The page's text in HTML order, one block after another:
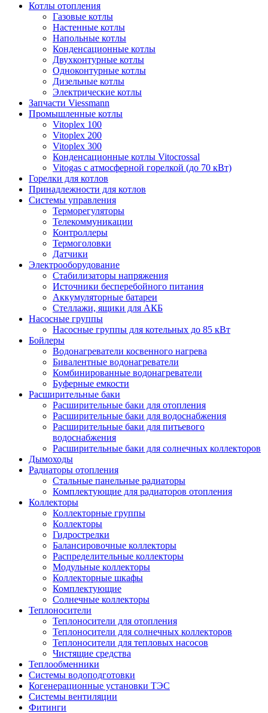
Котлы отопления
Газовые котлы
Настенные котлы
Напольные котлы
Конденсационные котлы
Двухконтурные котлы
Одноконтурные котлы
Дизельные котлы
Электрические котлы
Запчасти Viessmann
Промышленные котлы
Vitoplex 100
Vitoplex 200
Vitoplex 300
Конденсационные котлы Vitocrossal
Vitogas с атмосферной горелкой (до 70 кВт)
Горелки для котлов
Принадлежности для котлов
Системы управления
Терморегуляторы
Телекоммуникации
Контроллеры
Термоголовки
Датчики
Электрооборудование
Стабилизаторы напряжения
Источники бесперебойного питания
Аккумуляторные батареи
Стеллажи, ящики для АКБ
Насосные группы
Насосные группы для котельных до 85 кВт
Бойлеры
Водонагреватели косвенного нагрева
Бивалентные водонагреватели
Комбинированные водонагреватели
Буферные емкости
Расширительные баки
Расширительные баки для отопления
Расширительные баки для водоснабжения
Расширительные баки для питьевого
водоснабжения
Расширительные баки для солнечных коллекторов
Дымоходы
Радиаторы отопления
Стальные панельные радиаторы
Комплектующие для радиаторов отопления
Коллекторы
Коллекторные группы
Коллекторы
Гидрострелки
Балансировочные коллекторы
Распределительные коллекторы
Модульные коллекторы
Коллекторные шкафы
Комплектующие
Солнечные коллекторы
Теплоносители
Теплоносители для отопления
Теплоносители для солнечных коллекторов
Теплоносители для тепловых насосов
Чистящие средства
Теплообменники
Системы водоподготовки
Когенерационные установки ТЭС
Системы вентиляции
Фитинги